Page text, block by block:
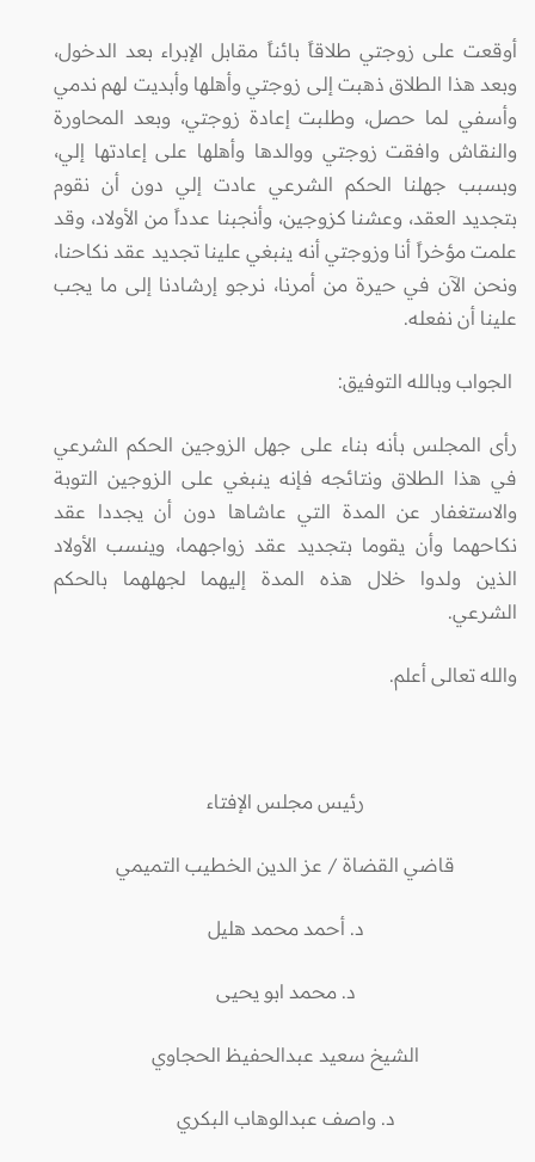
أوقعت على زوجتي طلاقاً بائناً مقابل الإبراء بعد الدخول،
وبعد هذا الطلاق ذهبت إلى زوجتي وأهلها وأبديت لهم ندمي
وأسفي لما حصل، وطلبت إعادة زوجتي، وبعد المحاورة
والنقاش وافقت زوجتي ووالدها وأهلها على إعادتها إلي،
وبسبب جهلنا الحكم الشرعي عادت إلي دون أن نقوم
بتجديد العقد، وعشنا كزوجين، وأنجبنا عدداً من الأولاد، وقد
علمت مؤخراً أنا وزوجتي أنه ينبغي علينا تجديد عقد نكاحنا،
ونحن الآن في حيرة من أمرنا، نرجو إرشادنا إلى ما يجب
علينا أن نفعله.
الجواب وبالله التوفيق:
رأى المجلس بأنه بناء على جهل الزوجين الحكم الشرعي
في هذا الطلاق ونتائجه فإنه ينبغي على الزوجين التوبة
والاستغفار عن المدة التي عاشاها دون أن يجددا عقد
نكاحهما وأن يقوما بتجديد عقد زواجهما، وينسب الأولاد
الذين ولدوا خلال هذه المدة إليهما لجهلهما بالحكم
الشرعي.
والله تعالى أعلم.
رئيس مجلس الإفتاء
قاضي القضاة / عز الدين الخطيب التميمي
د. أحمد محمد هليل
د. محمد ابو يحيى
الشيخ سعيد عبدالحفيظ الحجاوي
د. واصف عبدالوهاب البكري